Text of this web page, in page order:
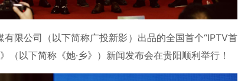
限公司（以下简称广投新影）出品的全国首个“IPTV首
（以下简称《她·乡》）新闻发布会在贵阳顺利举行！